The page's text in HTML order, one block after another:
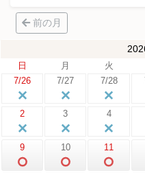
前の月
日 月 火
7/26
7/27 7/28
2 3 4
9 10 11